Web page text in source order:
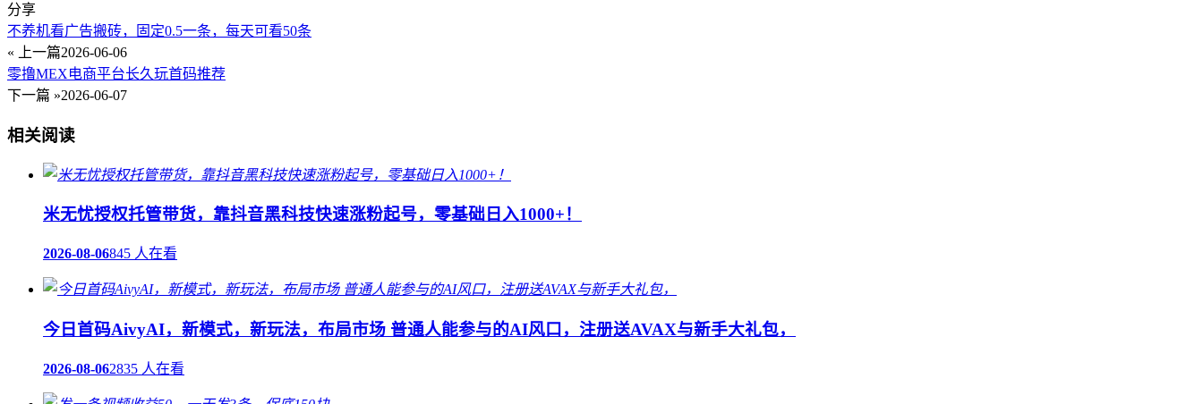
分享
不养机看广告搬砖，固定0.5一条，每天可看50条
« 上一篇2026-06-06
零撸MEX电商平台长久玩首码推荐
下一篇 »2026-06-07
相关阅读
米无忧授权托管带货，靠抖音黑科技快速涨粉起号，零基础日入1000+！
2026-08-06845 人在看
今日首码AivyAI，新模式，新玩法，布局市场 普通人能参与的AI风口，注册送AVAX与新手大礼包，
2026-08-062835 人在看